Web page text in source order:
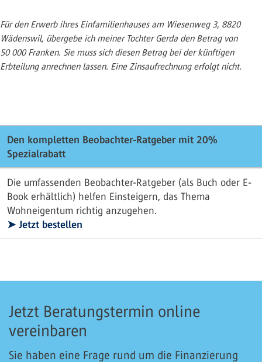
Für den Erwerb ihres Einfamilienhauses am Wiesenweg 3, 8820
Wädenswil, übergebe ich meiner Tochter Gerda den Betrag von
50 000 Franken. Sie muss sich diesen Betrag bei der künftigen
Erbteilung anrechnen lassen. Eine Zinsaufrechnung erfolgt nicht.
Den kompletten Beobachter-Ratgeber mit 20%
Spezialrabatt
Die umfassenden Beobachter-Ratgeber (als Buch oder E-
Book erhältlich) helfen Einsteigern, das Thema
Wohneigentum richtig anzugehen.
➤ Jetzt bestellen
Jetzt Beratungstermin online
vereinbaren
Sie haben eine Frage rund um die Finanzierung